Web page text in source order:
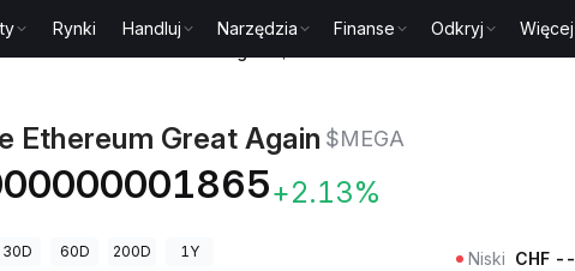
Rynki Handluj Narzędzia Finanse Odkryj Więcej
Ethereum Great Again $MEGA
+2.13%
30D 60D 200D 1Y Niski CHF --